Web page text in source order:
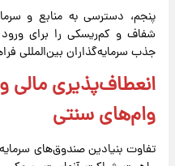
پنجم، دسترسی به منابع و
شفاف و کم‌ریسکی را برای
جذب سرمایه‌گذاران بین‌المللی
انعطاف‌پذیری مالی
وام‌های سنتی
تفاوت بنیادین صندوق‌های